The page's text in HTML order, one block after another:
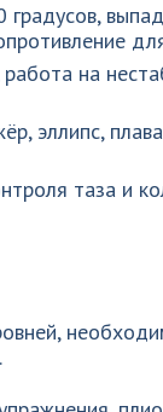
на
эллипс,
таза и